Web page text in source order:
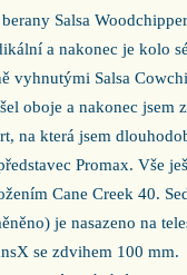
Salsa
a nakonec je kolo
vyhnutými Salsa
oboje a nakonec jsem
na která jsem
Promax. Vše
Cane Creek 40.
je nasazeno na
se zdvihem 100 mm.